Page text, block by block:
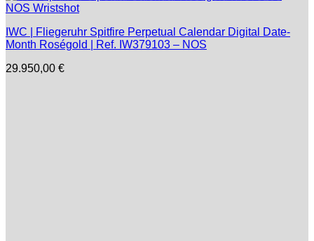
IWC | Fliegeruhr Spitfire Perpetual Calendar Digital Date-
Month Roségold | Ref. IW379103 – NOS
29.950,00 €